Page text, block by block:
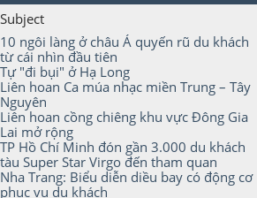
Subject
10 ngôi làng ở châu Á quyến rũ du khách
từ cái nhìn đầu tiên
Tự "đi bụi" ở Hạ Long
Liên hoan Ca múa nhạc miền Trung – Tây
Nguyên
Liên hoan cồng chiêng khu vực Đông Gia
Lai mở rộng
TP Hồ Chí Minh đón gần 3.000 du khách
tàu Super Star Virgo đến tham quan
Nha Trang: Biểu diễn diều bay có động cơ
phục vụ du khách